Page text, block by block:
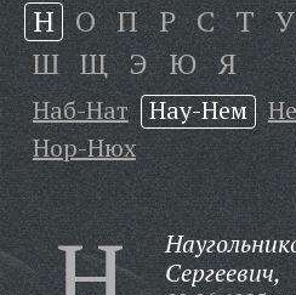
Н О П Р С Т У
Ш Щ Э Ю Я
Наб-Нат Нау-Нем
Нор-Нюх
Сергеевич,